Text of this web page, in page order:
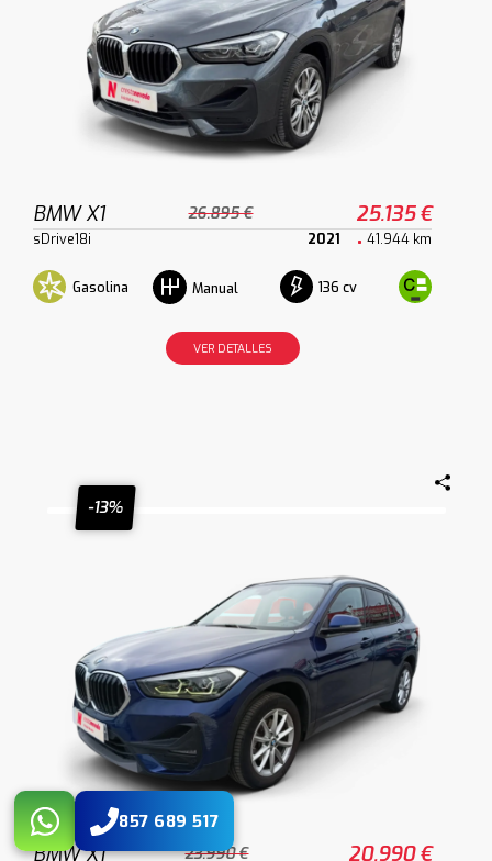
BMW X1 26.895 € 25.135 €
sDrive18i 2021 41.944 km
Gasolina Manual 136 cv
VER DETALLES
-13%
BMW X1 23.990 € 20.990 €
857 689 517